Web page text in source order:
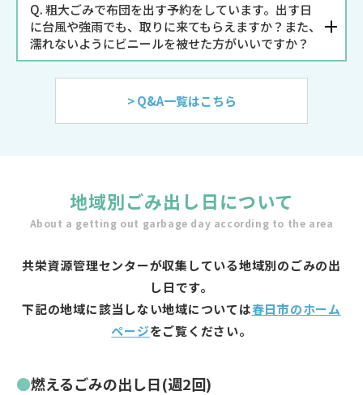
Q.粗大ごみで布団を出す予約をしています。出す日
に台風や強雨でも、取りに来てもらえますか？また、
濡れないようにビニールを被せた方がいいですか？
> Q&A一覧はこちら
地域別ごみ出し日について
About a getting out garbage day according to the area
共栄資源管理センターが収集している地域別のごみの出
し日です。
下記の地域に該当しない地域については春日市のホーム
ページをご覧ください。
燃えるごみの出し日(週2回)